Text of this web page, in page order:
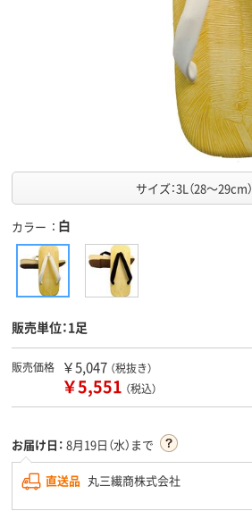
サイズ：3L（28～29cm）
カラー 白
販売単位：1足
販売価格 ￥5,047 （税抜き）
￥5,551 （税込）
お届け日： 8月19日（水）まで
直送品 丸三繊商株式会社